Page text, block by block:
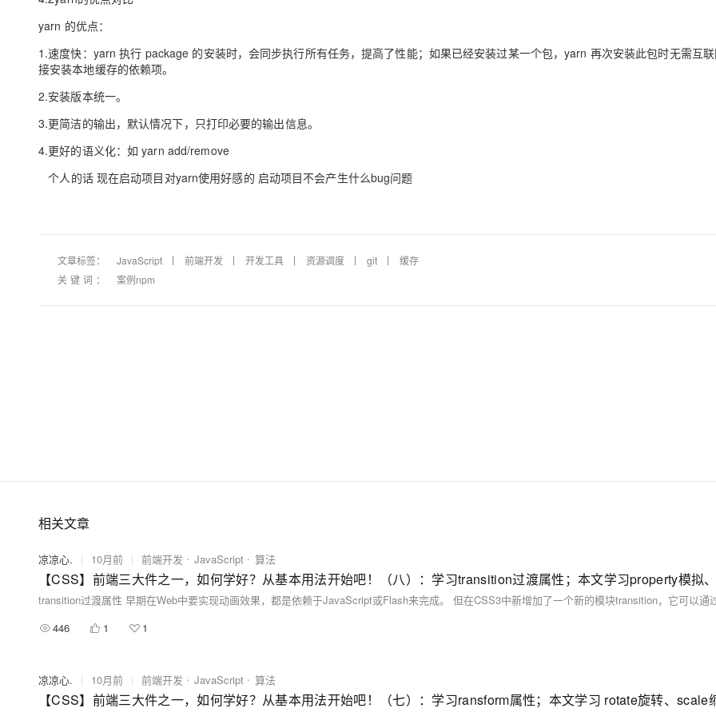
yarn 的优点：
1.速度快：yarn 执行 package 的安装时，会同步执行所有任务，提高了性能；如果已经安装过某一个包，yarn 再次安装此包时无需互
接安装本地缓存的依赖项。
2.安装版本统一。
3.更简洁的输出，默认情况下，只打印必要的输出信息。
4.更好的语义化：如 yarn add/remove
个人的话 现在启动项目对yarn使用好感的 启动项目不会产生什么bug问题
文章标签： JavaScript 前端开发 开发工具 资源调度 git
缓存
关键词：
案例npm
相关文章
凉凉心. | 10月前 | 前端开发 JavaScript 算法
446 1 1
凉凉心. | 10月前 | 前端开发 JavaScript 算法